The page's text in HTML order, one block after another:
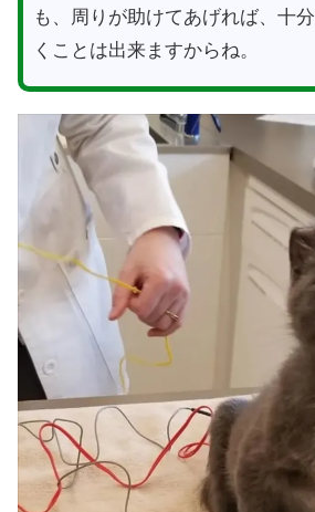
も、周りが助けてあげれば、十
くことは出来ますからね。